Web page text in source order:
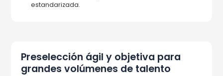
estandarizada.
Preselección ágil y objetiva para
grandes volúmenes de talento